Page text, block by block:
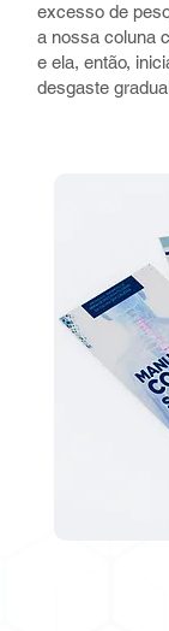
excesso de
a nossa coluna
e ela, então,
desgaste